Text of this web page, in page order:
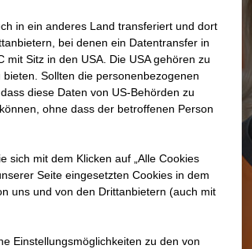
in ein anderes Land transferiert und dort
bei denen ein Datentransfer in
Sitz in den USA. Die USA gehören zu
Sollten die personenbezogenen
diese Daten von US-Behörden zu
ohne dass der betroffenen Person
sich mit dem Klicken auf „Alle Cookies
Seite eingesetzten Cookies in dem
uns und von den Drittanbietern (auch mit
Einstellungsmöglichkeiten zu den von